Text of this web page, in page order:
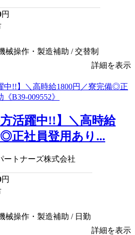
円
械操作・製造補助 / 交替制
詳細を表示
方活躍中!!】＼高時給
正社員登用あり...
ートナーズ株式会社
円
械操作・製造補助 / 日勤
詳細を表示